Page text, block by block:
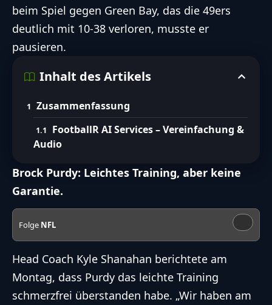
beim Spiel gegen Green Bay, das die 49ers
deutlich mit 10-38 verloren, musste er
pausieren.
Inhalt des Artikels
Zusammenfassung
FootballR AI Services – Vereinfachung &
Audio
Brock Purdy: Leichtes Training, aber keine
Garantie.
Folge NFL
Head Coach Kyle Shanahan berichtete am
Montag, dass Purdy das leichte Training
schmerzfrei überstanden habe. „Wir haben am